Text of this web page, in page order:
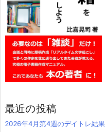
最近の投稿
2026年4月第4週のデイトレ結果